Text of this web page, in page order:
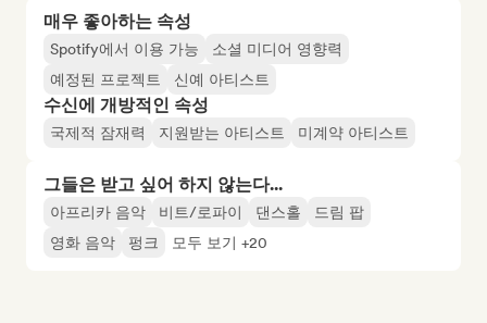
매우 좋아하는 속성
Spotify에서 이용 가능
소셜 미디어 영향력
예정된 프로젝트
신예 아티스트
수신에 개방적인 속성
국제적 잠재력 지원받는 아티스트 미계약 아티스트
그들은 받고 싶어 하지 않는다...
아프리카 음악 비트/로파이 댄스홀
드림 팝
영화 음악
펑크 모두 보기 +20